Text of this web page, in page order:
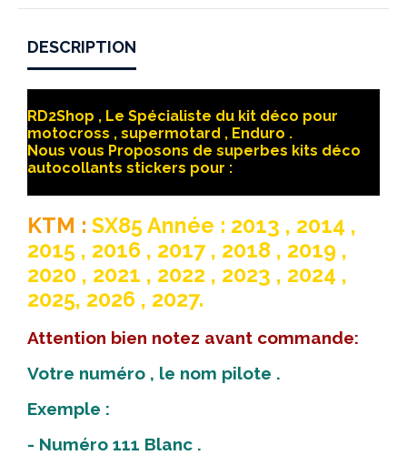
DESCRIPTION
RD2Shop , Le Spécialiste du kit déco pour
motocross , supermotard , Enduro .
Nous vous Proposons de superbes kits déco
autocollants stickers pour :
KTM : SX85 Année : 2013 , 2014 ,
2015 , 2016 , 2017 , 2018 , 2019 ,
2020 , 2021 , 2022 , 2023 , 2024 ,
2025, 2026 , 2027.
Attention bien notez avant commande:
Votre numéro , le nom pilote .
Exemple :
- Numéro 111 Blanc .